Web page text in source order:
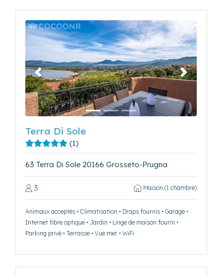
Précédent Suivant
Terra Di Sole
(1)
63 Terra Di Sole 20166 Grosseto-Prugna
3 Maison (1 chambre)
Animaux acceptés • Climatisation • Draps fournis • Garage •
Internet fibre optique • Jardin • Linge de maison fourni •
Parking privé • Terrasse • Vue mer • WiFi